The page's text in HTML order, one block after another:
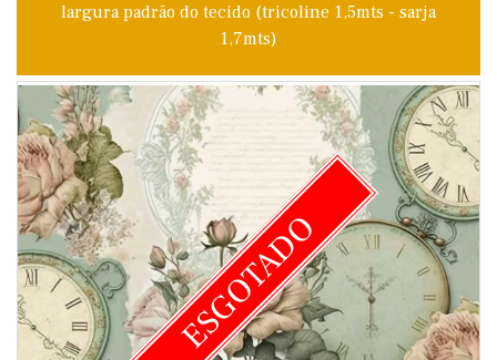
largura padrão do tecido (tricoline 1,5mts - sarja
1,7mts)
ESGOTADO